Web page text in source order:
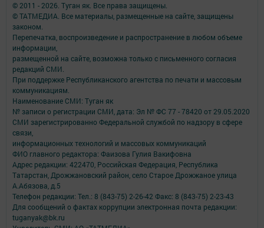
© 2011 - 2026. Туган як. Все права защищены.
© ТАТМЕДИА. Все материалы, размещенные на сайте, защищены
законом.
Перепечатка, воспроизведение и распространение в любом объеме
информации,
размещенной на сайте, возможна только с письменного согласия
редакций СМИ.
При поддержке Республиканского агентства по печати и массовым
коммуникациям.
Наименование СМИ: Туган як
№ записи о регистрации СМИ, дата: Эл № ФС 77 - 78420 от 29.05.2020
СМИ зарегистрированно Федеральной службой по надзору в сфере
связи,
информационных технологий и массовых коммуникаций
ФИО главного редактора: Фаизова Гулия Вакифовна
Адрес редакции: 422470, Российская Федерация, Республика
Татарстан, Дрожжановский район, село Старое Дрожжаное улица
А.Абязова, д.5
Телефон редакции: Тел.: 8 (843-75) 2-26-42 Факс: 8 (843-75) 2-23-43
Для сообщений о фактах коррупции электронная почта редакции:
tuganyak@bk.ru